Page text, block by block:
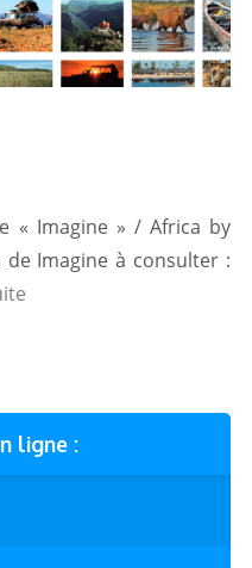
ligne :
« Imagine » / Africa by
de Imagine à consulter :